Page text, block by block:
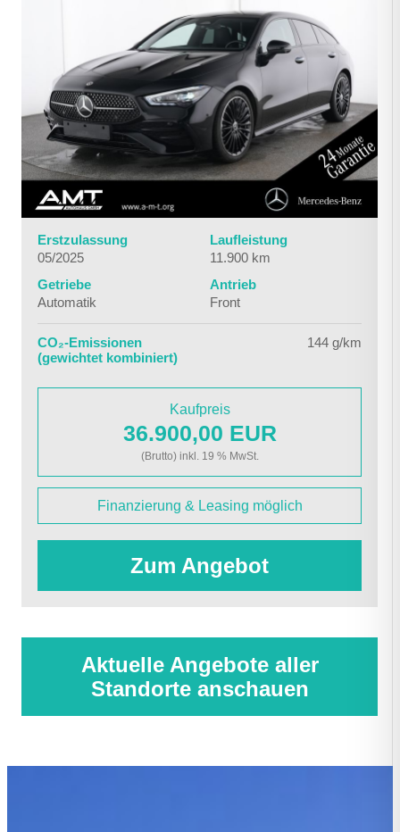
Erstzulassung
05/2025
Laufleistung
11.900 km
Getriebe
Automatik
Antrieb
Front
CO₂-Emissionen
(gewichtet kombiniert)
144 g/km
Kaufpreis
36.900,00 EUR
(Brutto) inkl. 19 % MwSt.
Finanzierung & Leasing möglich
Zum Angebot
Aktuelle Angebote aller
Standorte anschauen